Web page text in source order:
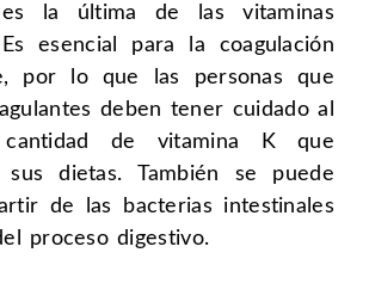
la última de las vitaminas
Es esencial para la coagulación
por lo que las personas que
deben tener cuidado al
de vitamina K que
dietas. También se puede
de las bacterias intestinales
proceso digestivo.